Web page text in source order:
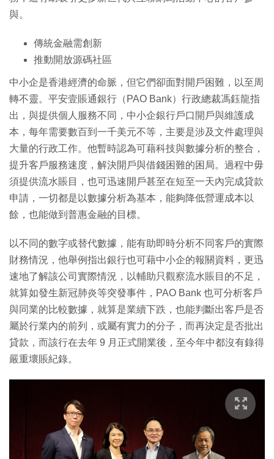
與。
傳統金融需創新
推動開放源碼社區
中小企是香港經濟的命脈，但它們卻面對開戶困難，以至周
轉不靈。平安壹賬通銀行（PAO Bank）行政總裁馮鈺龍指
出，與提供個人服務不同，中小企銀行戶口開戶與維護成
本，每年需要數百到一千美元不等，主要是涉及文件處理與
大量的行政工作。他暫時認為可藉科技與數據分析的整合，
提升客戶服務速度，解決開戶與借錢困難的困局。過程中毋
須提供流水賬目，也可迅速開戶甚至在短至一天內完成貸款
申請，一切都是以數據分析為基本，能夠降低營運成本以
餘，也能做到普惠金融的目標。
以不同的數字或替代數據，能有助即時分析不同客戶的實際
財務情況，他舉例指出銀行也可藉中小企的報關資料，更迅
速地了解該公司實際情況，以輔助只觀察流水賬目的不足，
就算如發生新冠肺炎等突發事件，PAO Bank 也可分析客戶
與同業的比較數據，就算是業續下跌，也能判斷出客戶是否
屬於行業內的前列，或屬有實力的分子，而再決定是否批出
貸款，而該行在去年 9 月正式開業後，至今年中都沒有錄得
嚴重壞賬紀錄。